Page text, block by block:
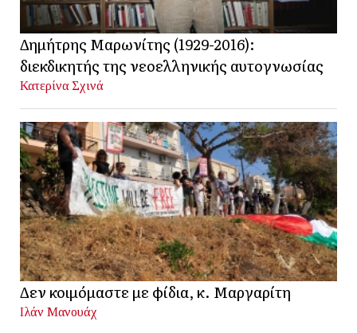
Δημήτρης Μαρωνίτης (1929-2016):
διεκδικητής της νεοελληνικής αυτογνωσίας
Κατερίνα Σχινά
Δεν κοιμόμαστε με φίδια, κ. Μαργαρίτη
Ιλάν Μανουάχ